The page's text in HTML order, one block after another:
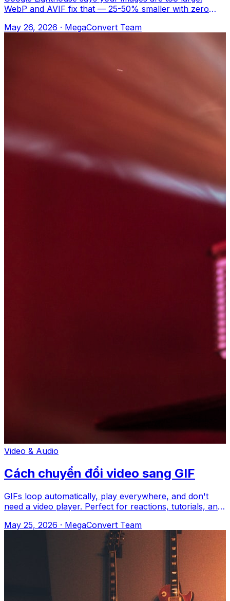
WebP and AVIF fix that — 25-50% smaller with zero
May 26, 2026 · MegaConvert Team
Video & Audio
Cách chuyển đổi video sang GIF
GIFs loop automatically, play everywhere, and don't
need a video player. Perfect for reactions, tutorials, and
May 25, 2026 · MegaConvert Team